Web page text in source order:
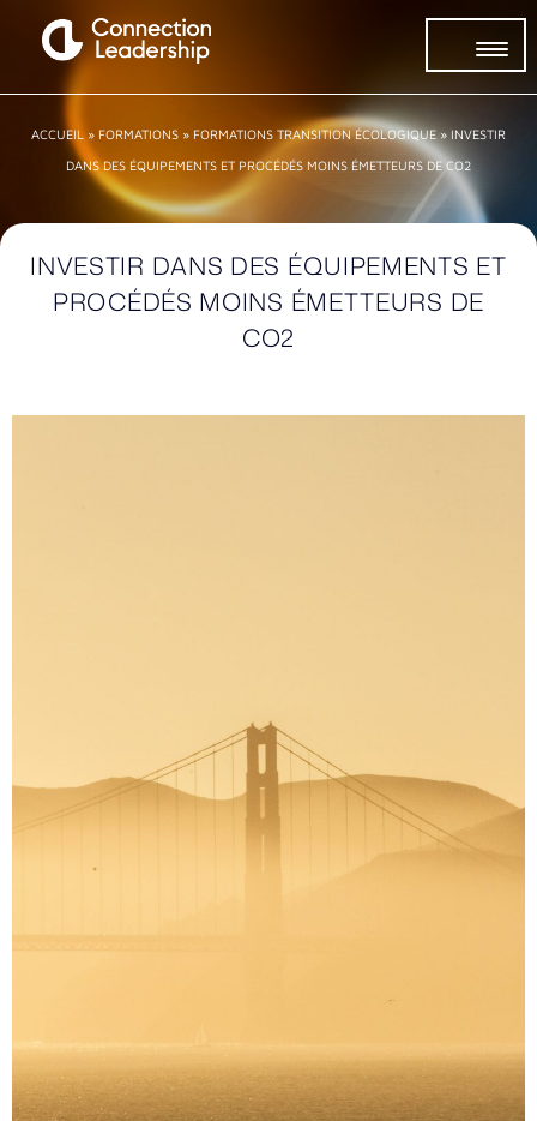
ACCUEIL » FORMATIONS » FORMATIONS TRANSITION ÉCOLOGIQUE»INVESTIR
DANS DES ÉQUIPEMENTS ET PROCÉDÉS MOINS ÉMETTEURS DE CO2
INVESTIR DANS DES ÉQUIPEMENTS ET
PROCÉDÉS MOINS ÉMETTEURS DE
CO2